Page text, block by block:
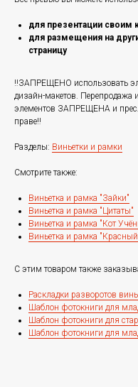
для презентации своим
для размещения на
страницу
‼️ЗАПРЕЩЕНО использовать
дизайн-макетов. Перепродажа
элементов ЗАПРЕЩЕНА и
праве‼️
Разделы: Виньетки и рамки
Смотрите также:
Виньетка и рамка "Зайки"
Виньетка и рамка "Цитаты"
Виньетка и рамка "Кот
Виньетка и рамка
С этим товаром также
Раскладки разворотов
Шаблон фотокниги для
Шаблон фотокниги для
Шаблон фотокниги для